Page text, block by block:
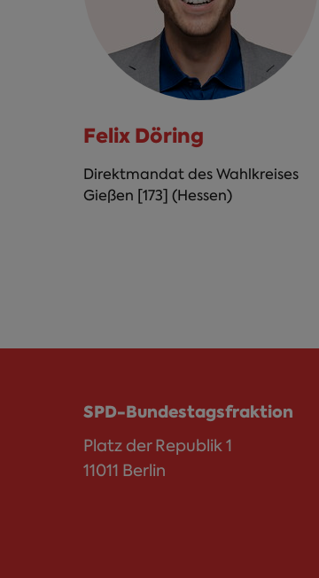
Felix Döring
Direktmandat des Wahlkreises
Gießen [173] (Hessen)
SPD-Bundestagsfraktion
Platz der Republik 1
11011 Berlin